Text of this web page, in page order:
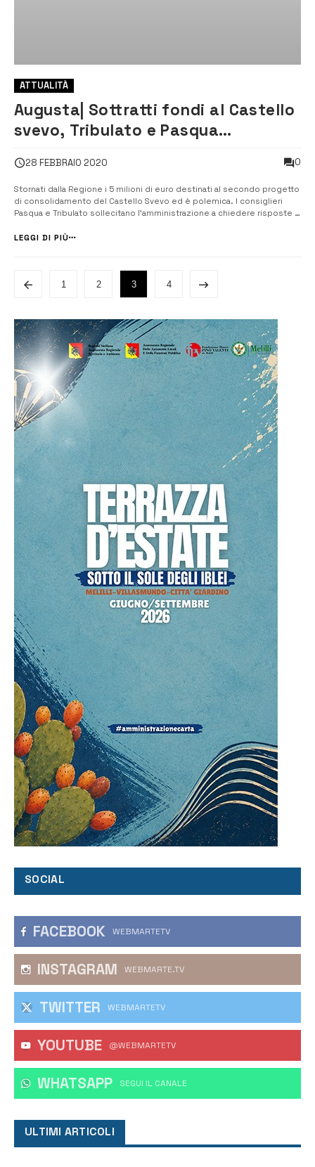
ATTUALITÀ
Augusta| Sottratti fondi al Castello
svevo, Tribulato e Pasqua
28 FEBBRAIO 2020 0
Stornati dalla Regione i 5 milioni di euro destinati al secondo progetto
di consolidamento del Castello Svevo ed è polemica. I consiglieri
Pasqua e Tribulato sollecitano l’amministrazione a chiedere risposte al
un comunicato stampa dall’ex parlamentare Vincenzo Vinciullo...
LEGGI DI PIÙ
1 2 3 4
SOCIAL
FACEBOOK WEBMARTETV
INSTAGRAM WEBMARTE.TV
TWITTER WEBMARTETV
YOUTUBE @WEBMARTETV
WHATSAPP ‎SEGUI IL CANALE
ULTIMI ARTICOLI